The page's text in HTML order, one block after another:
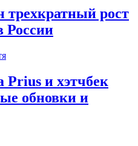
трехкратный рост
России
Prius и хэтчбек
обновки и